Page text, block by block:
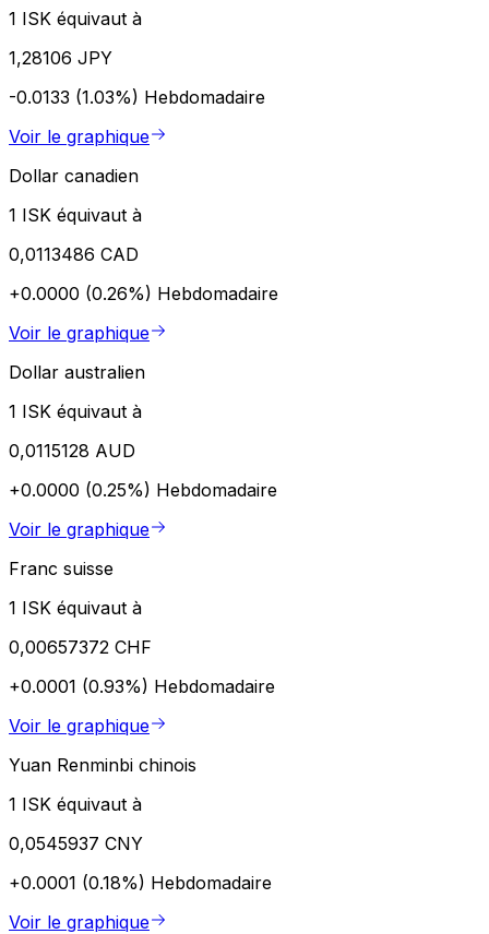
1 ISK équivaut à
1,28106 JPY
-0.0133 (1.03%) Hebdomadaire
Voir le graphique
Dollar canadien
1 ISK équivaut à
0,0113486 CAD
+0.0000 (0.26%) Hebdomadaire
Voir le graphique
Dollar australien
1 ISK équivaut à
0,0115128 AUD
+0.0000 (0.25%) Hebdomadaire
Voir le graphique
Franc suisse
1 ISK équivaut à
0,00657372 CHF
+0.0001 (0.93%) Hebdomadaire
Voir le graphique
Yuan Renminbi chinois
1 ISK équivaut à
0,0545937 CNY
+0.0001 (0.18%) Hebdomadaire
Voir le graphique